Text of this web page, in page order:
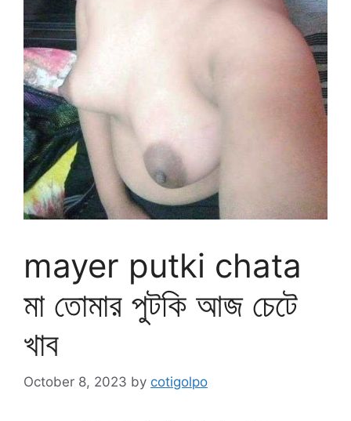
mayer putki chata
মা তোমার পুটকি আজ চেটে
খাব
October 8, 2023 by cotigolpo